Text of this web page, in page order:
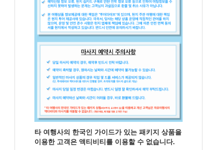
타 여행사의 한국인 가이드가 있는 패키지 상품을
이용한 고객은 액티비티를 이용할 수 없습니다.